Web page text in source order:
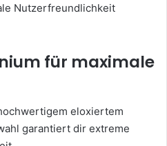
Nutzerfreundlichkeit
für maximale
eloxiertem
garantiert dir extreme